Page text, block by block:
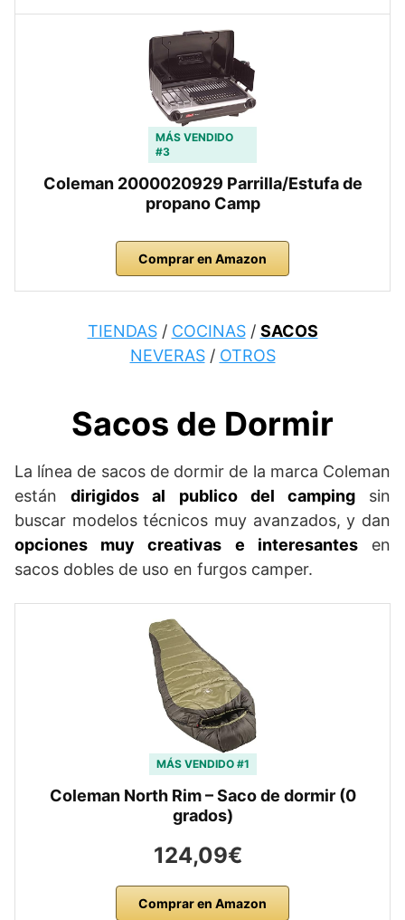
MÁS VENDIDO
#3
Coleman 2000020929 Parrilla/Estufa de
propano Camp
Comprar en Amazon
TIENDAS/ COCINAS/ SACOS
NEVERAS/ OTROS
Sacos de Dormir
La línea de sacos de dormir de la marca Coleman
estándirigidos al publico del campingsin
buscar modelos técnicos muy avanzados, y dan
opciones muy creativas e interesantesen
sacos dobles de uso en furgos camper.
MÁS VENDIDO #1
Coleman North Rim – Saco de dormir (0
grados)
124,09€
Comprar en Amazon